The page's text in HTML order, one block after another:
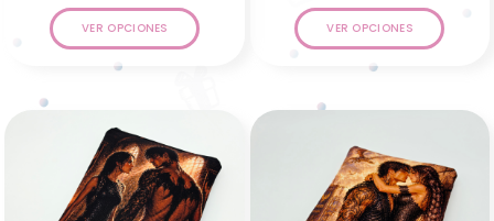
VER OPCIONES VER OPCIONES